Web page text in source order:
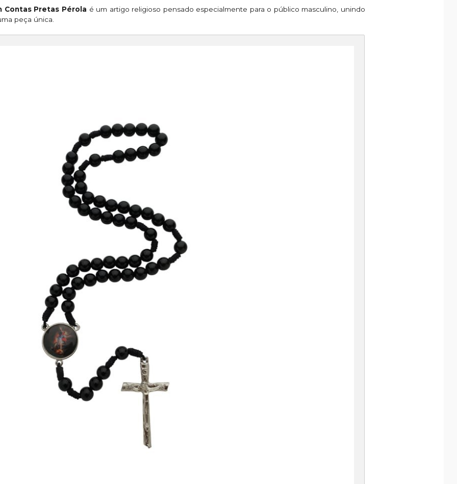
Contas Pretas Pérola é um artigo religioso pensado especialmente para o público masculino, unindo
peça única.